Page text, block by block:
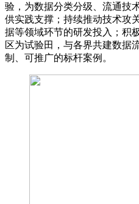
验，为数据分类分级、流通技
供实践支撑；持续推动技术攻
据等领域环节的研发投入；积
区为试验田，与各界共建数据
制、可推广的标杆案例。